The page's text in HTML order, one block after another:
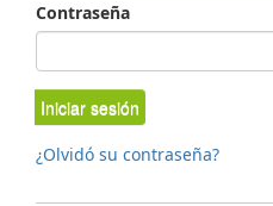
Contraseña
Iniciar sesión
¿Olvidó su contraseña?